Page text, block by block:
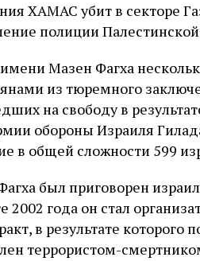
ХАМАС убит в секторе
полиции
Мазен Фагха
из тюремного
на свободу в
обороны Израиля
в общей сложности 599
был приговорен
года он стал
в результате которого
террористом-
и сыновья»
По мере того как росло количество
концентрационных лагерей и
становилось все больше, без
печей Прюфера было не обойтись.
тела прямо в лагере, нацисты не
смерти, но и скрывали от населения
городов, сколько узников погибало
день в этих жутких местах
2 августа
Фредиано Сесси. Перевод с
Ксении Тименчик